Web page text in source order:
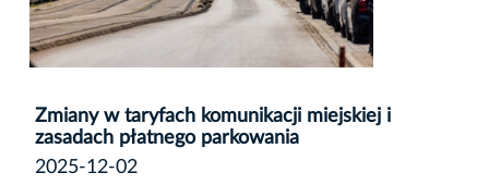
Zmiany w taryfach komunikacji miejskiej i
zasadach płatnego parkowania
2025-12-02